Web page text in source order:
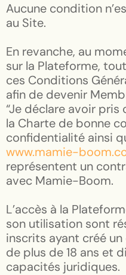
Aucune condition
au Site.
En revanche, au
sur la Plateforme,
ces Conditions
afin de devenir
“Je déclare avoir
la Charte de bonne
confidentialité ainsi
www.mamie-
représentent un
avec Mamie-Boom.
L’accès à la
son utilisation sont
inscrits ayant créé
de plus de 18 ans et
capacités juridiques.